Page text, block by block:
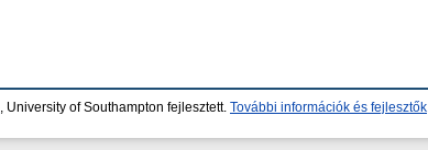
, University of Southampton fejlesztett. További információk és fejlesztők